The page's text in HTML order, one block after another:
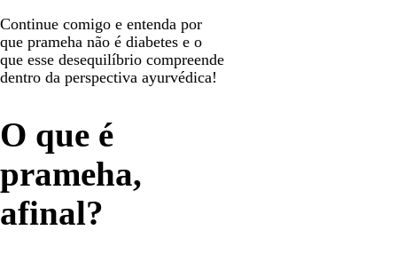
Continue comigo e entenda por
que prameha não é diabetes e o
que esse desequilíbrio compreende
dentro da perspectiva ayurvédica!
O que é
prameha,
afinal?